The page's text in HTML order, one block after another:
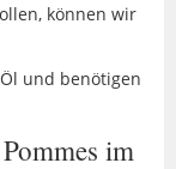
können wir
und benötigen
im